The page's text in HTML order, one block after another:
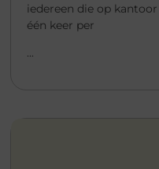
iedereen die op
één keer per
...